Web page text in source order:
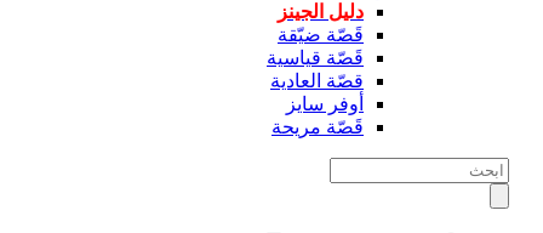
دليل الجينز
قَصّة ضيّقة
قَصّة قياسية
قصّة العادية
أوفر سايز
قَصّة مريحة